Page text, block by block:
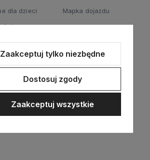
dla dzieci
Mapka dojazdu
Zaakceptuj tylko niezbędne
Dostosuj zgody
Zaakceptuj wszystkie